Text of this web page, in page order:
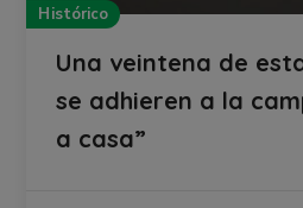
Histórico
Una veintena de
se adhieren a la
a casa”